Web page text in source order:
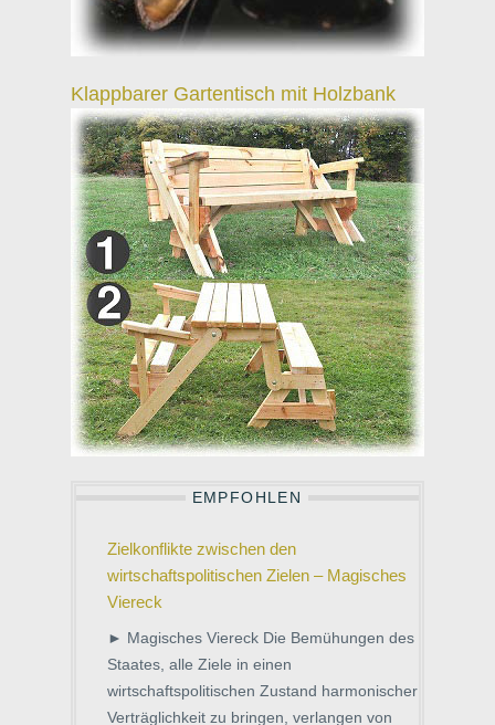
Klappbarer Gartentisch mit Holzbank
EMPFOHLEN
Zielkonflikte zwischen den
wirtschaftspolitischen Zielen – Magisches
Viereck
► Magisches Viereck Die Bemühungen des
Staates, alle Ziele in einen
wirtschaftspolitischen Zustand harmonischer
Verträglichkeit zu bringen, verlangen von